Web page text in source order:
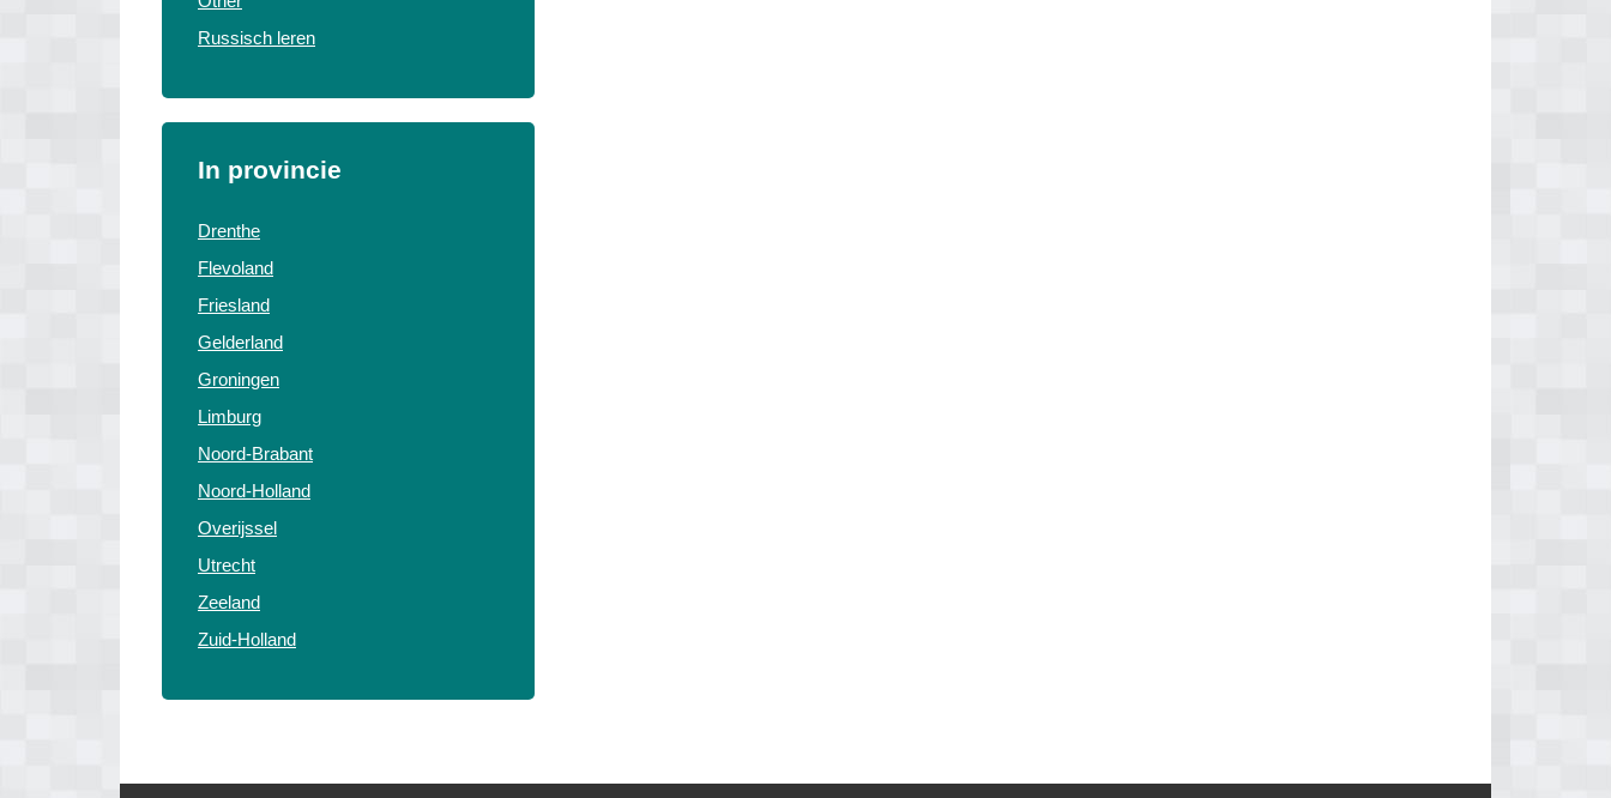
Russisch leren
In provincie
Drenthe
Flevoland
Friesland
Gelderland
Groningen
Limburg
Noord-Brabant
Noord-Holland
Overijssel
Utrecht
Zeeland
Zuid-Holland